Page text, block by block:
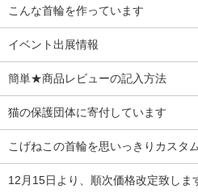
こんな首輪を作っています
イベント出展情報
簡単★商品レビューの記入方法
猫の保護団体に寄付しています
こげねこの首輪を思いっきりカスタ
12月15日より、順次価格改定致しま